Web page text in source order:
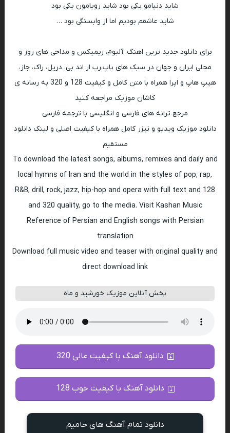
شاید دنیامو یکی بود شاید رویامون یکی بود
شاید عاشقم بودیم اما از وابستگی بود …
برای دانلود جدید ترین اهنگ، آلبوم، ریمیکس و مداحی های روز و
محلی ایران و جهان در سبک های پاپ،رپ ار اند بی، دریل، راک، جاز،
هیپ هاپ و اپرا همراه با متن کامل و کیفیت 128 و 320 به رسانه ی
کاشان موزیک مراجعه کنید
مرجع ترانه های فارسی و انگلیسی با ترجمه فارسی
دانلود موزیک ویدیو و تیزر کامل همراه با کیفیت اصلی و لینک دانلود
مستقیم
To download the latest songs, albums, remixes and daily and
local hymns of Iran and the world in the styles of pop, rap,
R&B, drill, rock, jazz, hip-hop and opera with full text and 128
and 320 quality, go to the media. Visit Kashan Music
Reference of Persian and English songs with Persian
translation
Download full music video and teaser with original quality and
direct download link
پخش آنلاین موزیک خورشید و ماه
دانلود آهنگ با کیفیت عالی 320
دانلود آهنگ با کیفیت خوب 128
دانلود تمام آهنگ های حامیم